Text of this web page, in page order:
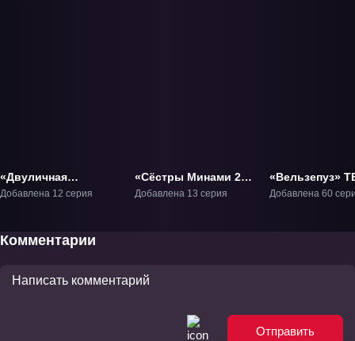
«Двуличная
сестрёнка Умару!»
Добавлена 12 серия
«Сёстры Минами 2»
ТВ-2
Добавлена 13 серия
«Вельзепуз»
Добавлена 60
Комментарии
Отправить